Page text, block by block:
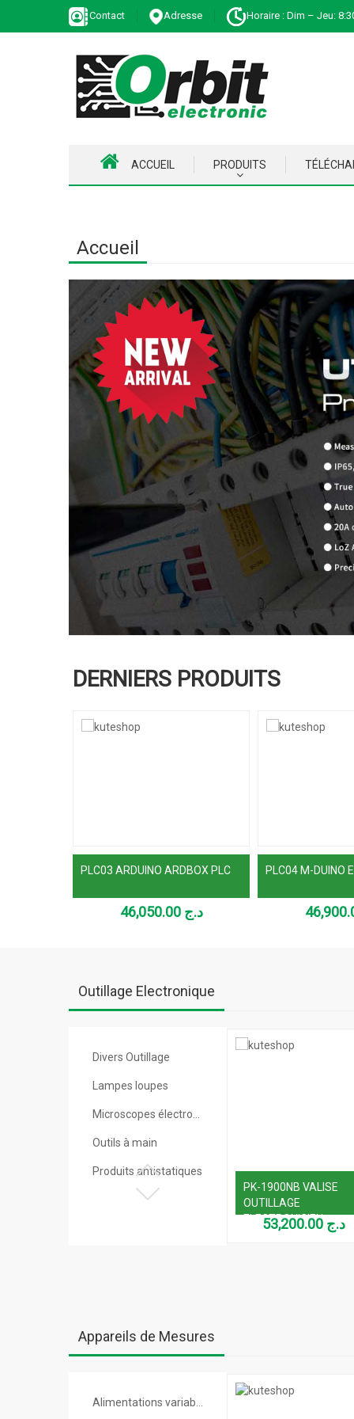
Contact Adresse Horaire : Dim – Jeu:
ACCUEIL PRODUITS
Accueil
DERNIERS PRODUITS
PLC03 ARDUINO ARDBOX PLC
د.ج 46,050.00
PLC04 M-DUINO
Outillage Electronique
Divers Outillage
Lampes loupes
Outils à main
Produits antistatiques
PK-1900NB VALISE
OUTILLAGE
ELECTRONICIEN د.ج 53,200.00
Appareils de Mesures